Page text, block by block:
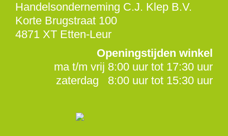
Handelsonderneming C.J. Klep B.V.
Korte Brugstraat 100
4871 XT Etten-Leur
Openingstijden winkel
ma t/m vrij 8:00 uur tot 17:30 uur
zaterdag 8:00 uur tot 15:30 uur